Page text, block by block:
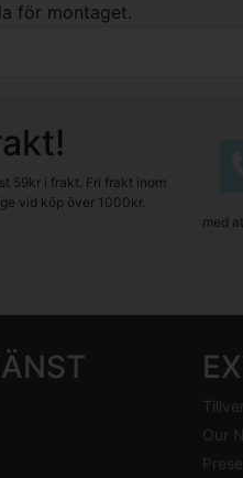
för montaget.
59kr i frakt. Fri frakt inom
vid köp över 1000kr.
med
Our